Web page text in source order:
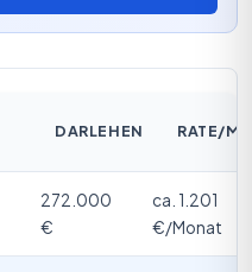
DARLEHEN RATE/
272.000
€
ca. 1.201
€/Monat